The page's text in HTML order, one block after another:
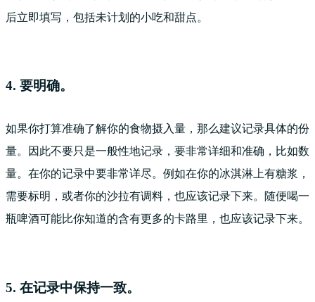
后立即填写，包括未计划的小吃和甜点。
4. 要明确。
如果你打算准确了解你的食物摄入量，那么建议记录具体的份
量。因此不要只是一般性地记录，要非常详细和准确，比如数
量。在你的记录中要非常详尽。例如在你的冰淇淋上有糖浆，
需要标明，或者你的沙拉有调料，也应该记录下来。随便喝一
瓶啤酒可能比你知道的含有更多的卡路里，也应该记录下来。
5. 在记录中保持一致。